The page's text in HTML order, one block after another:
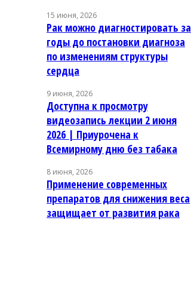
15 июня, 2026
Рак можно диагностировать за
годы до постановки диагноза
по изменениям структуры
сердца
9 июня, 2026
Доступна к просмотру
видеозапись лекции 2 июня
2026 | Приурочена к
Всемирному дню без табака
8 июня, 2026
Применение современных
препаратов для снижения веса
защищает от развития рака